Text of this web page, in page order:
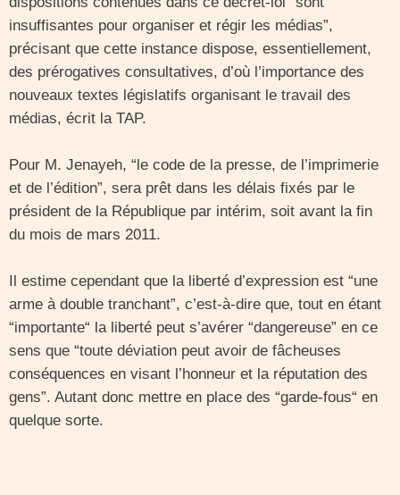
insuffisantes pour organiser et régir les médias”,
précisant que cette instance dispose, essentiellement,
des prérogatives consultatives, d’où l’importance des
nouveaux textes législatifs organisant le travail des
médias, écrit la TAP.
Pour M. Jenayeh, “le code de la presse, de l’imprimerie
et de l’édition”, sera prêt dans les délais fixés par le
président de la République par intérim, soit avant la fin
du mois de mars 2011.
Il estime cependant que la liberté d’expression est “une
arme à double tranchant”, c’est-à-dire que, tout en étant
“importante“ la liberté peut s’avérer “dangereuse” en ce
sens que “toute déviation peut avoir de fâcheuses
conséquences en visant l’honneur et la réputation des
gens”. Autant donc mettre en place des “garde-fous“ en
quelque sorte.